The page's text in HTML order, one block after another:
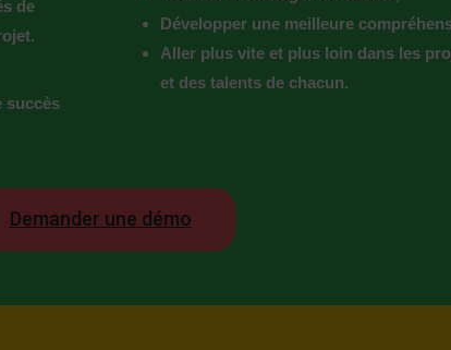
de
succès
Développer une meilleure
Aller plus vite et plus loin dans les
et des talents de chacun.
Demander une démo